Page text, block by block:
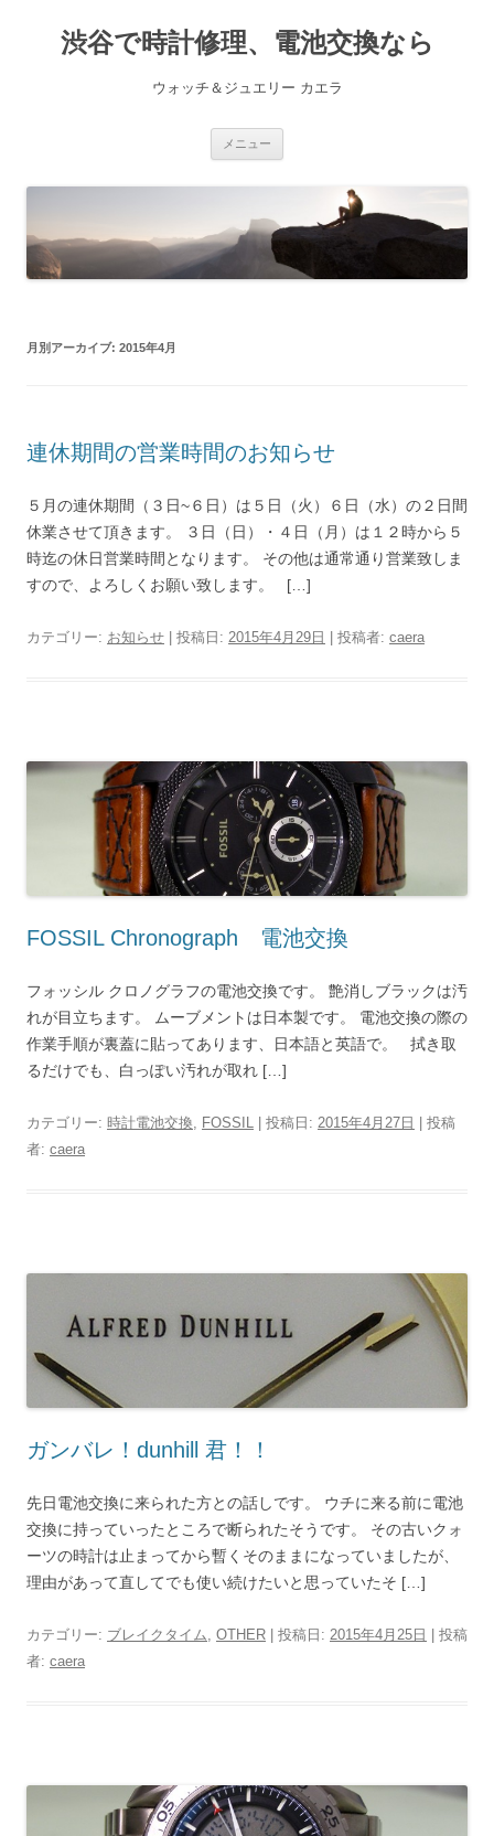
渋谷で時計修理、電池交換なら
ウォッチ＆ジュエリー カエラ
メニュー
ス
キ
プ
月別アーカイブ: 2015年4月
連休期間の営業時間のお知らせ
５月の連休期間（３日~６日）は５日（火）６日（水）の２日間
休業させて頂きます。 ３日（日）・４日（月）は１２時から５
時迄の休日営業時間となります。 その他は通常通り営業致しま
すので、よろしくお願い致します。 […]
カテゴリー: お知らせ | 投稿日: 2015年4月29日 投稿者: caera
FOSSIL Chronograph 電池交換
フォッシル クロノグラフの電池交換です。 艶消しブラックは汚
れが目立ちます。 ムーブメントは日本製です。 電池交換の際の
作業手順が裏蓋に貼ってあります、日本語と英語で。 拭き取
るだけでも、白っぽい汚れが取れ […]
カテゴリー: 時計電池交換 FOSSIL | 投稿日: 2015年4月27日 | 投稿
者: caera
ガンバレ！dunhill 君！！
先日電池交換に来られた方との話しです。 ウチに来る前に電池
交換に持っていったところで断られたそうです。 その古いクォ
ーツの時計は止まってから暫くそのままになっていましたが、
理由があって直してでも使い続けたいと思っていたそ […]
カテゴリー: ブレイクタイム OTHER | 投稿日: 2015年4月25日 | 投稿
者: caera